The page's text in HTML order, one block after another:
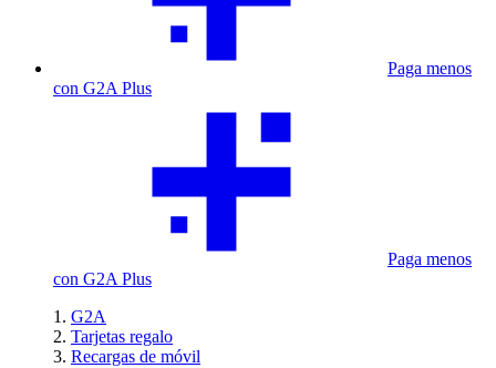
Paga menos
con G2A Plus
Paga menos
con G2A Plus
G2A
Tarjetas regalo
Recargas de móvil